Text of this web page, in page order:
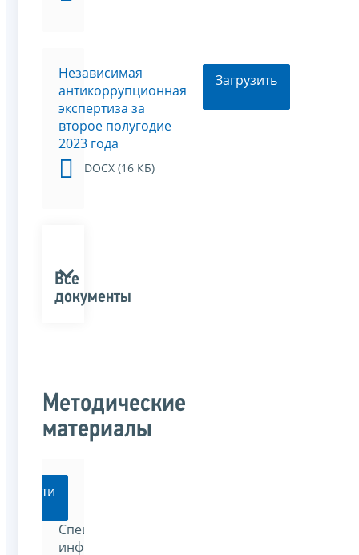
Независимая
антикоррупционная
экспертиза за
второе полугодие
2023 года
DOCX (16 КБ)
Загрузить
Все
документы
Методические
материалы
Перейти
Специализированный
информационно-